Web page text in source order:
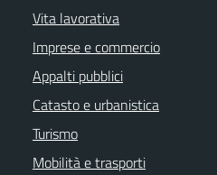
Vita lavorativa
Imprese e commercio
Appalti pubblici
Catasto e urbanistica
Turismo
Mobilità e trasporti